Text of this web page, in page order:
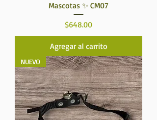
Mascotas ✨ CM07
Precio
$648.00
Agregar al carrito
NUEVO